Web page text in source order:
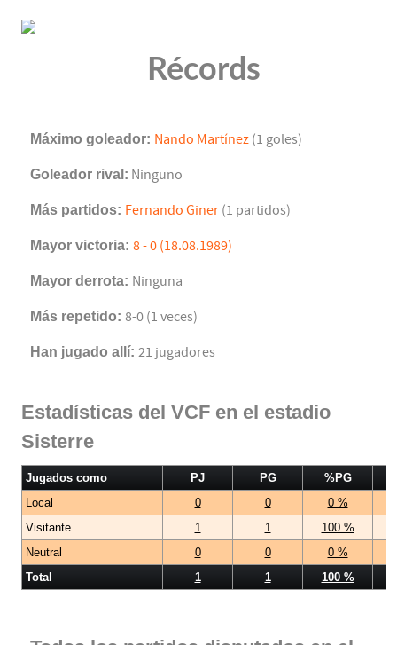
Récords
Máximo goleador: Nando Martínez (1 goles)
Goleador rival: Ninguno
Más partidos: Fernando Giner (1 partidos)
Mayor victoria: 8 - 0 (18.08.1989)
Mayor derrota: Ninguna
Más repetido: 8-0 (1 veces)
Han jugado allí: 21 jugadores
Estadísticas del VCF en el estadio
Sisterre
Jugados como PJ PG
%PG
Local
0 0
0 %
Visitante
1 1
100 %
Neutral
0 0
0 %
Total
1 1 100 %